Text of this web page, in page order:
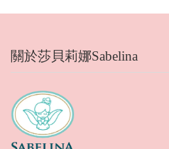
關於莎貝莉娜Sabelina